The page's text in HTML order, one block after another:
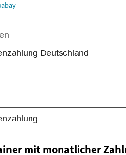
mit monatlicher